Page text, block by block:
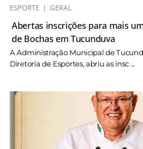
ESPORTE GERAL
Abertas inscrições para mais
de Bochas em Tucunduva
A Administração Municipal de
Diretoria de Esportes, abriu as insc ...